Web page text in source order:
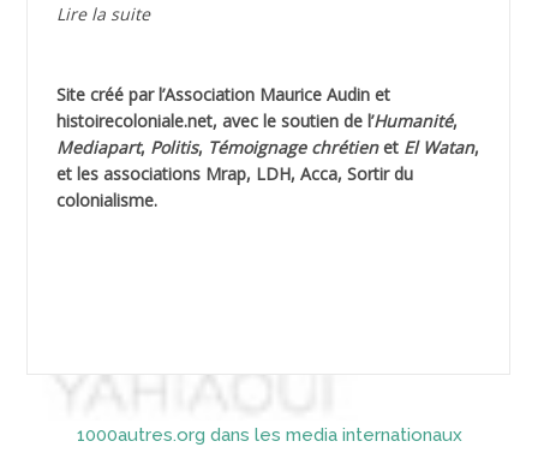
AHLOUCHE Mabrouk *
AIBLIED Ahmed
AICHEKADRA Sid Ahmed
AICI (ou AISSI) Laïd
Lire la suite
Site créé par l’Association Maurice Audinet
histoirecoloniale.net, avec le soutien de l’Humanité,
Mediapart, Politis, Témoignage chrétienet El Watan,
et les associations Mrap, LDH, Acca, Sortir du
colonialisme.
1000autres.org dans les media internationaux